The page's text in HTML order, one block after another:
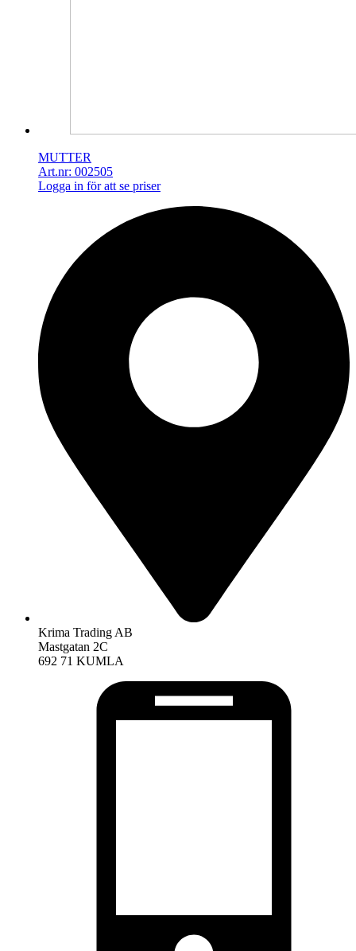
MUTTER
Art.nr: 002505
Logga in för att se priser
Krima Trading AB
Mastgatan 2C
692 71 KUMLA